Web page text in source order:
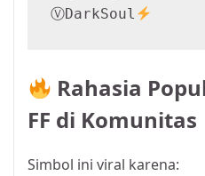
ⓋDarkSoul
Rahasia
FF di Komunitas
Simbol ini viral karena: